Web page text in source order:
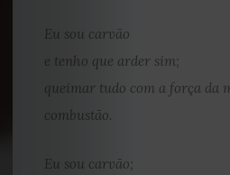
Eu sou carvão
e tenho que arder sim;
queimar tudo com a força da
combustão.
Eu sou carvão;